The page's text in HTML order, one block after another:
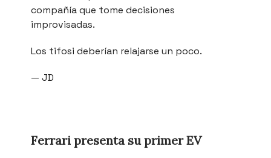
compañía que tome decisiones
improvisadas.
Los tifosi deberían relajarse un poco.
— JD
Ferrari presenta su primer EV